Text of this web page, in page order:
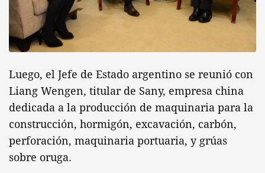
Luego, el Jefe de Estado argentino se reunió con
Liang Wengen, titular de Sany, empresa china
dedicada a la producción de maquinaria para la
construcción, hormigón, excavación, carbón,
perforación, maquinaria portuaria, y grúas
sobre oruga.